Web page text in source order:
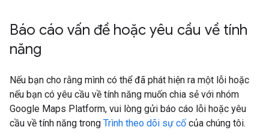
Báo cáo vấn đề hoặc yêu cầu về tính
năng
Nếu bạn cho rằng mình có thể đã phát hiện ra một lỗi hoặc
nếu bạn có yêu cầu về tính năng muốn chia sẻ với nhóm
Google Maps Platform, vui lòng gửi báo cáo lỗi hoặc yêu
cầu về tính năng trong Trình theo dõi sự cố của chúng tôi.